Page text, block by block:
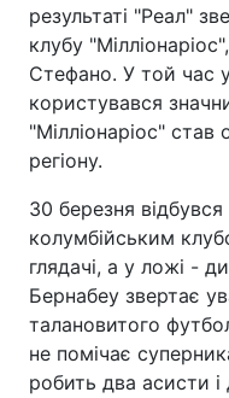
результаті "Реал"
клубу
Стефано. У той час
користувався
"Мілліонаріос"
регіону.
30 березня
колумбійським
глядачі, а у ложі -
Бернабеу звертає
талановитого
не помічає
робить два асисти